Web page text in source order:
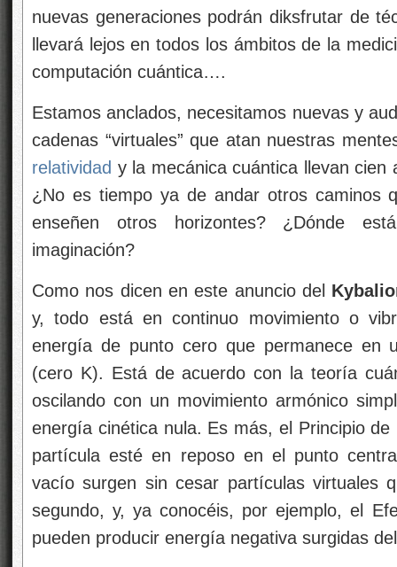
nuevas generaciones podrán diksfrutar de
llevará lejos en todos los ámbitos de la
computación cuántica….
Estamos anclados, necesitamos nuevas y
cadenas “virtuales” que atan nuestras
relatividad y la mecánica cuántica llevan
¿No es tiempo ya de andar otros caminos
enseñen otros horizontes? ¿Dónde
imaginación?
Como nos dicen en este anuncio del
y, todo está en continuo movimiento o
energía de punto cero que permanece en
(cero K). Está de acuerdo con la teoría
oscilando con un movimiento armónico
energía cinética nula. Es más, el Principio
partícula esté en reposo en el punto
vacío surgen sin cesar partículas virtuales
segundo, y, ya conocéis, por ejemplo, el
pueden producir energía negativa surgidas